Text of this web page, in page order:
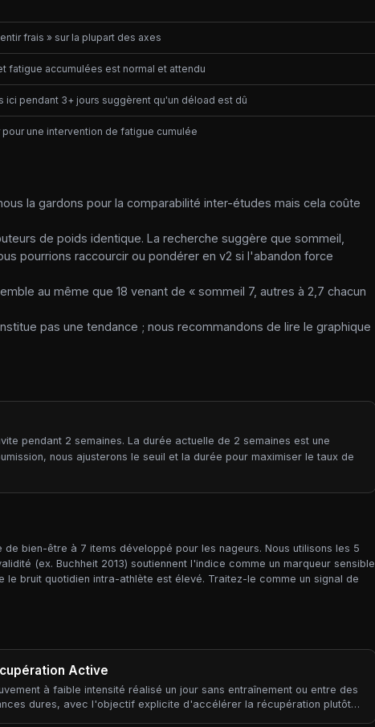
frais » sur la plupart des axes
fatigue accumulées est normal et attendu
ici pendant 3+ jours suggèrent qu'un déload est dû
une intervention de fatigue cumulée
la gardons pour la comparabilité inter-études mais cela coûte
de poids identique. La recherche suggère que sommeil,
pourrions raccourcir ou pondérer en v2 si l'abandon force
au même que 18 venant de « sommeil 7, autres à 2,7 chacun
pas une tendance ; nous recommandons de lire le graphique
pendant 2 semaines. La durée actuelle de 2 semaines est une
nous ajusterons le seuil et la durée pour maximiser le taux de
bien-être à 7 items développé pour les nageurs. Nous utilisons les 5
(ex. Buchheit 2013) soutiennent l'indice comme un marqueur sensible
bruit quotidien intra-athlète est élevé. Traitez-le comme un signal de
Active
à faible intensité réalisé un jour sans entraînement ou entre des
dures, avec l'objectif explicite d'accélérer la récupération plutôt